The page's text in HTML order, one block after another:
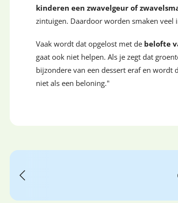
kinderen een zwavelgeur of
zintuigen. Daardoor worden smaken
Vaak wordt dat opgelost met de belofte
gaat ook niet helpen. Als je zegt dat
bijzondere van een dessert eraf en wordt
niet als een beloning."